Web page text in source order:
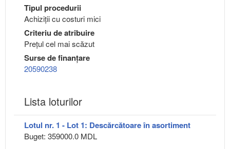
Tipul procedurii
Achiziții cu costuri mici
Criteriu de atribuire
Preţul cel mai scăzut
Surse de finanțare
20590238
Lista loturilor
Lotul nr. 1 - Lot 1: Descărcătoare în asortiment
Buget: 359000.0 MDL